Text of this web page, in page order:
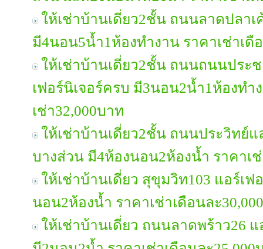
ให้เช่าบ้านเดี่ยว2ชั้น ถนนลาดปลาเ
มี4นอน5น้ำ1ห้องทำงาน ราคาเช่าเดื
ให้เช่าบ้านเดี่ยว2ชั้น ถนนถนนประ
เฟอร์นิเจอร์ครบ มี3นอน2น้ำ1ห้องท
เช่า32,000บาท
ให้เช่าบ้านเดี่ยว2ชั้น ถนนประวิทย์แ
บางส่วน มี4ห้องนอน2ห้องน้ำ ราคาเ
ให้เช่าบ้านเดี่ยว สุขุมวิท103 แอร์เฟ
นอน2ห้องน้ำ ราคาเช่าเดือนละ
ให้เช่าบ้านเดี่ยว ถนนลาดพร้าว26 แ